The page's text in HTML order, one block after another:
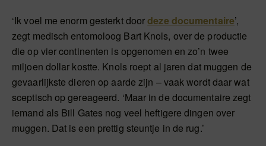
‘Ik voel me enorm gesterkt doordeze documentaire’,
zegt medisch entomoloog Bart Knols, over de productie
die op vier continenten is opgenomen en zo’n twee
miljoen dollar kostte. Knols roept al jaren dat muggen de
gevaarlijkste dieren op aarde zijn – vaak wordt daar wat
sceptisch op gereageerd. ‘Maar in de documentaire zegt
iemand als Bill Gates nog veel heftigere dingen over
muggen. Dat is een prettig steuntje in de rug.’